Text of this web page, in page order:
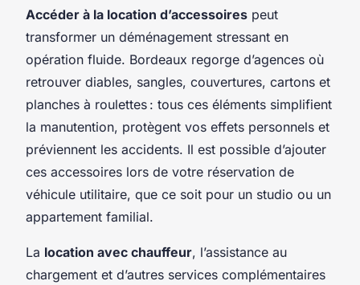
Accéder à la location d’accessoires peut
transformer un déménagement stressant en
opération fluide. Bordeaux regorge d’agences où
retrouver diables, sangles, couvertures, cartons et
planches à roulettes : tous ces éléments simplifient
la manutention, protègent vos effets personnels et
préviennent les accidents. Il est possible d’ajouter
ces accessoires lors de votre réservation de
véhicule utilitaire, que ce soit pour un studio ou un
appartement familial.
La location avec chauffeur, l’assistance au
chargement et d’autres services complémentaires